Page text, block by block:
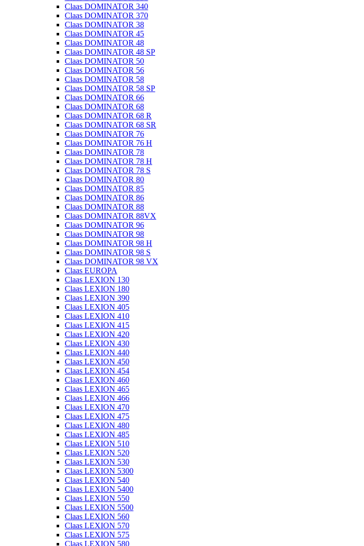
Claas DOMINATOR 340
Claas DOMINATOR 370
Claas DOMINATOR 38
Claas DOMINATOR 45
Claas DOMINATOR 48
Claas DOMINATOR 48 SP
Claas DOMINATOR 50
Claas DOMINATOR 56
Claas DOMINATOR 58
Claas DOMINATOR 58 SP
Claas DOMINATOR 66
Claas DOMINATOR 68
Claas DOMINATOR 68 R
Claas DOMINATOR 68 SR
Claas DOMINATOR 76
Claas DOMINATOR 76 H
Claas DOMINATOR 78
Claas DOMINATOR 78 H
Claas DOMINATOR 78 S
Claas DOMINATOR 80
Claas DOMINATOR 85
Claas DOMINATOR 86
Claas DOMINATOR 88
Claas DOMINATOR 88VX
Claas DOMINATOR 96
Claas DOMINATOR 98
Claas DOMINATOR 98 H
Claas DOMINATOR 98 S
Claas DOMINATOR 98 VX
Claas EUROPA
Claas LEXION 130
Claas LEXION 180
Claas LEXION 390
Claas LEXION 405
Claas LEXION 410
Claas LEXION 415
Claas LEXION 420
Claas LEXION 430
Claas LEXION 440
Claas LEXION 450
Claas LEXION 454
Claas LEXION 460
Claas LEXION 465
Claas LEXION 466
Claas LEXION 470
Claas LEXION 475
Claas LEXION 480
Claas LEXION 485
Claas LEXION 510
Claas LEXION 520
Claas LEXION 530
Claas LEXION 5300
Claas LEXION 540
Claas LEXION 5400
Claas LEXION 550
Claas LEXION 5500
Claas LEXION 560
Claas LEXION 570
Claas LEXION 575
Claas LEXION 580